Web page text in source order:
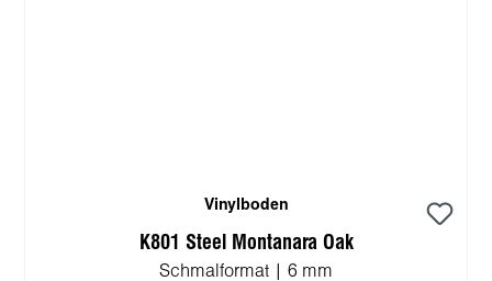
Vinylboden
K801 Steel Montanara Oak
Schmalformat | 6 mm